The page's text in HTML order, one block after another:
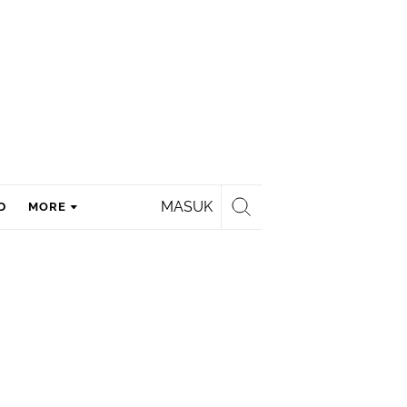
MASUK
MORE